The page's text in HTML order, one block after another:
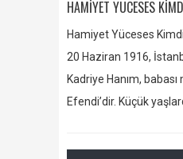
HAMİYET YÜCESES
Hamiyet Yüceses
20 Haziran 1916,
Kadriye Hanım, babası
Efendi’dir. Küçük